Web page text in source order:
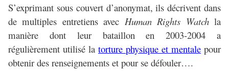
S’exprimant sous couvert d’anonymat, ils décrivent dans
de multiples entretiens avec Human Rights Watchla
manière dont leur bataillon en 2003-2004 a
régulièrement utilisé la torture physique et mentale pour
obtenir des renseignements et pour se défouler….